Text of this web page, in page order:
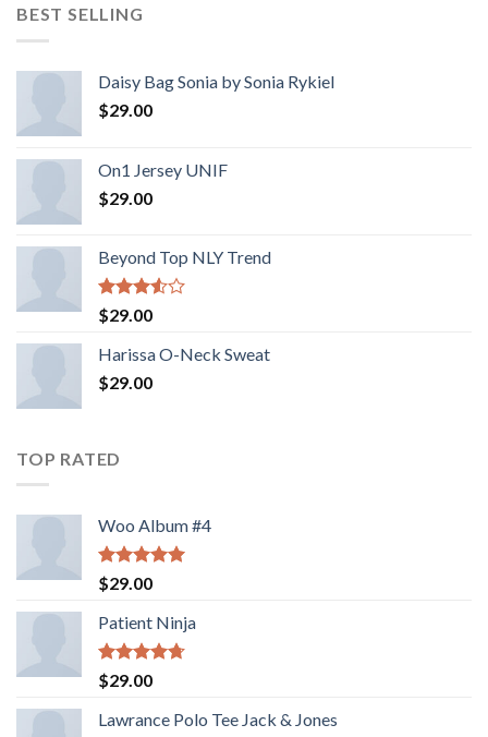
BEST SELLING
Daisy Bag Sonia by Sonia Rykiel
$29.00
On1 Jersey UNIF
$29.00
Beyond Top NLY Trend
Rated
3.50
of 5
$29.00
Harissa O-Neck Sweat
$29.00
TOP RATED
Woo Album #4
Rated5.00
out of 5
$29.00
Patient Ninja
Rated4.67
out of 5
$29.00
Lawrance Polo Tee Jack & Jones